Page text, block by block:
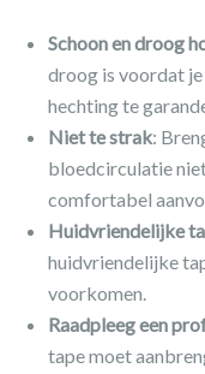
Schoon en droog
droog is voordat
hechting te
Niet te strak:
bloedcirculatie
comfortabel
Huidvriendelijke
huidvriendelijke
voorkomen.
Raadpleeg een
tape moet